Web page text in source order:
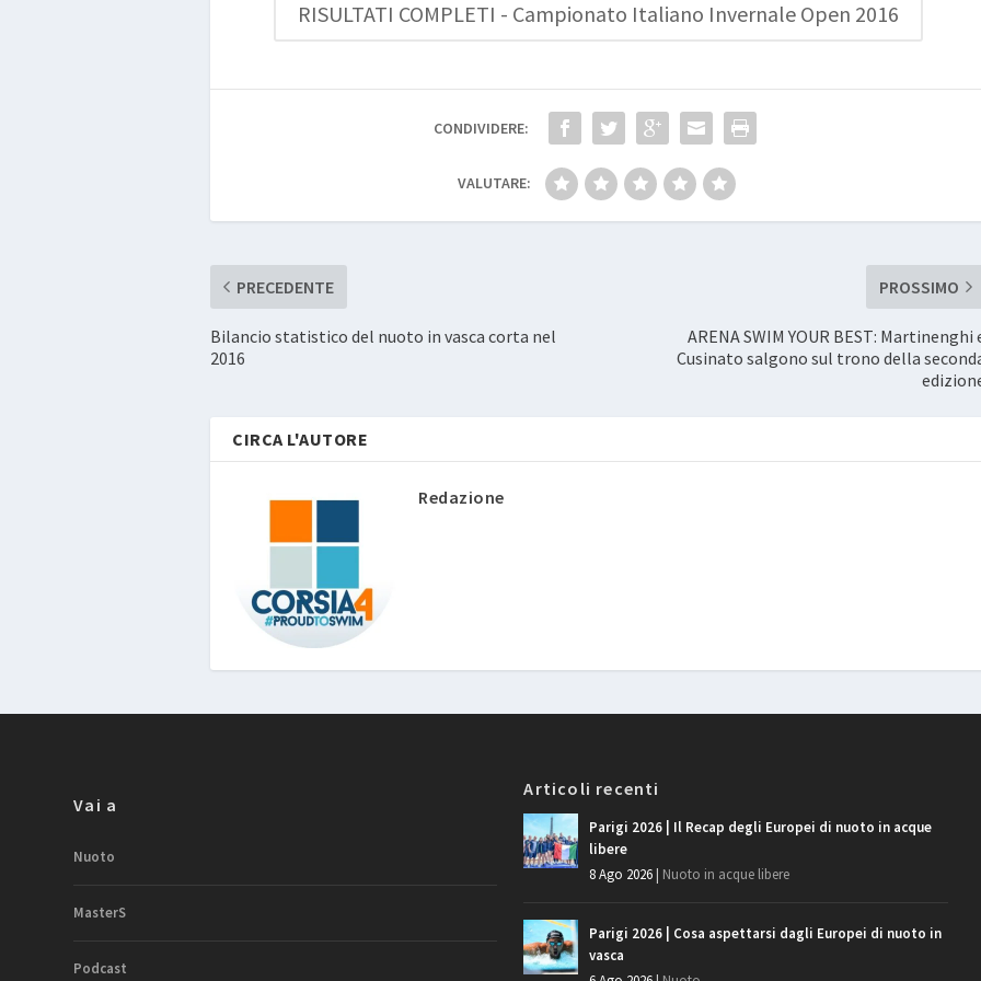
RISULTATI COMPLETI - Campionato Italiano Invernale Open 2016
CONDIVIDERE:
VALUTARE:
PRECEDENTE
Bilancio statistico del nuoto in vasca corta nel
2016
PROSSIMO
ARENA SWIM YOUR BEST: Martinenghi
Cusinato salgono sul trono della
CIRCA L'AUTORE
Redazione
Vai a
Nuoto
MasterS
Podcast
Articoli recenti
Parigi 2026 | Il Recap degli Europei di nuoto in acque
libere
8 Ago 2026| Nuoto in acque libere
Parigi 2026 | Cosa aspettarsi dagli Europei di nuoto in
vasca